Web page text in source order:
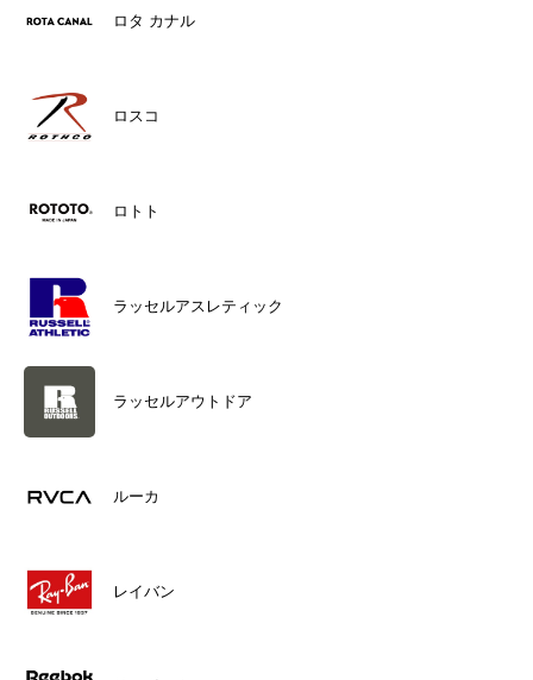
ロタ カナル
ロスコ
ロトト
ラッセルアスレティック
ラッセルアウトドア
ルーカ
レイバン